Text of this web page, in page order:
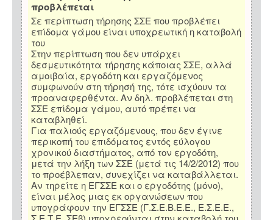
προβλέπεται
Σε περίπτωση τήρησης ΣΣΕ που προβλέπει
επίδομα γάμου είναι υποχρεωτική η καταβολή
του
Στην περίπτωση που δεν υπάρχει
δεσμευτικότητα τήρησης κάποιας ΣΣΕ, αλλά
αμοιβαία, εργοδότη και εργαζόμενος
συμφωνούν στη τήρησή της, τότε ισχύουν τα
προαναφερθέντα. Αν δηλ. προβλέπεται στη
ΣΣΕ επίδομα γάμου, αυτό πρέπει να
καταβληθεί.
Για παλιούς εργαζόμενους, που δεν έγινε
περικοπή του επιδόματος εντός εύλογου
χρονικού διαστήματος, από τον εργοδότη,
μετά την λήξη των ΣΣΕ (μετά τις 14/2/2012) που
το προέβλεπαν, συνεχίζει να καταβάλλεται.
Αν τηρείτε η ΕΓΣΣΕ και ο εργοδότης (μόνο),
είναι μέλος μιας εκ οργανώσεων που
υπογράφουν την ΕΓΣΣΕ (Γ.Σ.Ε.Β.Ε.Ε., Ε.Σ.Ε.Ε.,